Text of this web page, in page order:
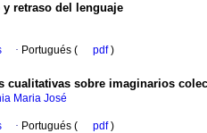
retraso del lenguaje
· Portugués ( pdf)
cualitativas sobre imaginarios
Maria José
· Portugués ( pdf)